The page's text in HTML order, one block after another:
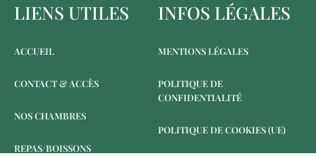
LIENS UTILES
ACCUEIL
CONTACT & ACCÈS
NOS CHAMBRES
REPAS/BOISSONS
INFOS LÉGALES
MENTIONS LÉGALES
POLITIQUE DE
CONFIDENTIALITÉ
POLITIQUE DE COOKIES (UE)